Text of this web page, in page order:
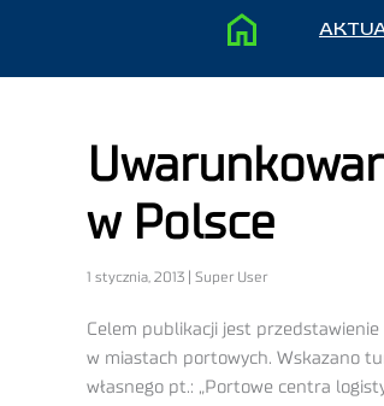
w Polsce
1 stycznia, 2013 | Super User
Celem publikacji jest
w miastach portowych. Wskazano
własnego pt.: „Portowe centra